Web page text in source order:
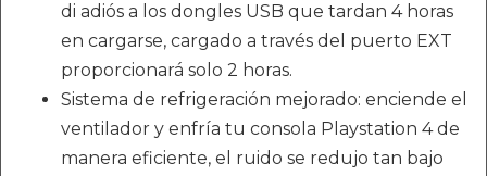
di adiós a los dongles USB que tardan 4 horas
en cargarse, cargado a través del puerto EXT
proporcionará solo 2 horas.
Sistema de refrigeración mejorado: enciende el
ventilador y enfría tu consola Playstation 4 de
manera eficiente, el ruido se redujo tan bajo